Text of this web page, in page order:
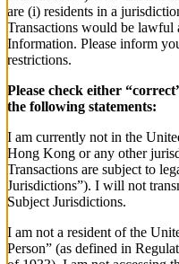
are (i) residents in a
Transactions would be lawful
Information. Please inform
restrictions.
Please check either
the following statements:
I am currently not in the
Hong Kong or any other
Transactions are subject to
Jurisdictions”). I will not
Subject Jurisdictions.
I am not a resident of the
Person” (as defined in